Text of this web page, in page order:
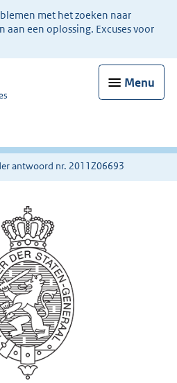
met het zoeken naar
aan een oplossing. Excuses voor
Menu
antwoord nr. 2011Z06693